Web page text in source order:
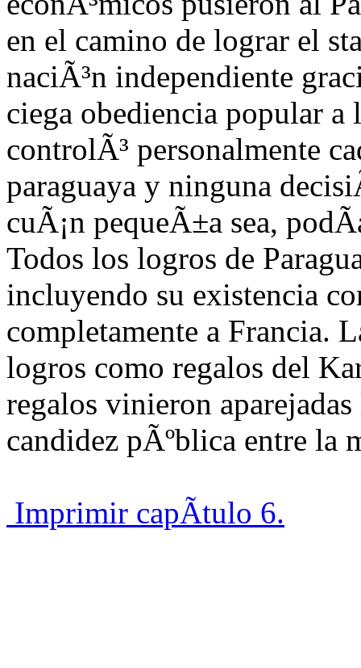
en el camino de lograr el
naciÃ³n independiente
ciega obediencia popular
controlÃ³ personalmente
paraguaya y ninguna
cuÃ¡n pequeÃ±a sea,
Todos los logros de
incluyendo su existencia
completamente a Francia.
logros como regalos del
regalos vinieron
candidez pÃºblica entre la
Imprimir capÃ­tulo 6.